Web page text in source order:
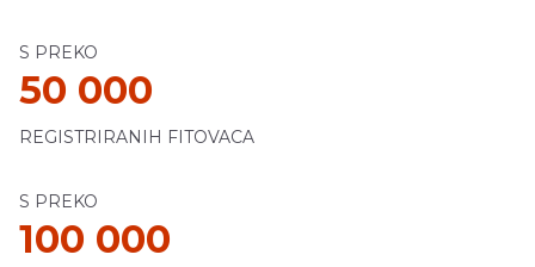
S PREKO
50 000
REGISTRIRANIH FITOVACA
S PREKO
100 000